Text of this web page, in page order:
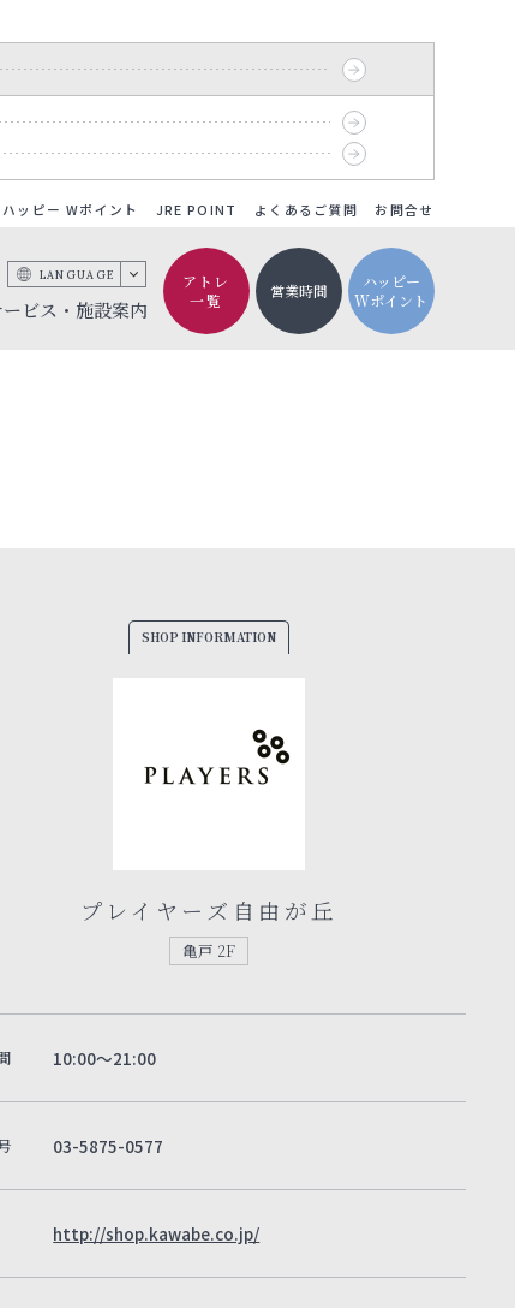
ハッピー Wポイント JRE POINT よくあるご質問 お問合せ
ービス・施設案内
LANGUAGE
アトレ
一覧
営業時間
ハッピー
Wポイント
SHOP INFORMATION
プレイヤーズ自由が丘
亀戸 2F
10:00～21:00
03-5875-0577
http://shop.kawabe.co.jp/